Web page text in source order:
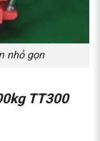
nhỏ gọn
TT300